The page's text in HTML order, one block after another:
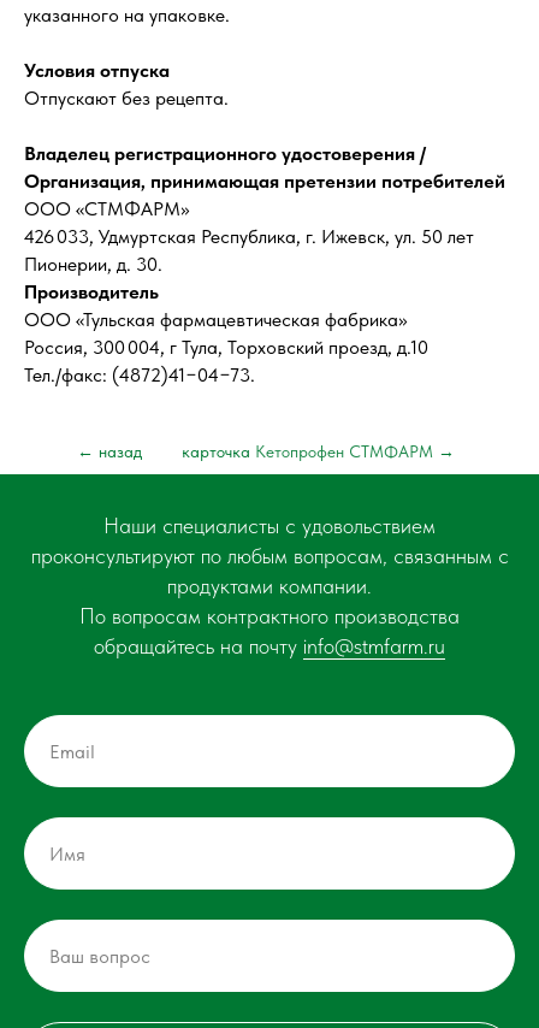
указанного на упаковке.
Условия отпуска
Отпускают без рецепта.
Владелец регистрационного удостоверения /
Организация, принимающая претензии потребителей
ООО «СТМФАРМ»
426 033, Удмуртская Республика, г. Ижевск, ул. 50 лет
Пионерии, д. 30.
Производитель
ООО «Тульская фармацевтическая фабрика»
Россия, 300 004, г Тула, Торховский проезд, д.10
Тел./факс: (4872)41−04−73.
карточка Кетопрофен СТМФАРМ →
← назад
Наши специалисты с удовольствием
проконсультируют по любым вопросам, связанным с
продуктами компании.
По вопросам контрактного производства
обращайтесь на почту info@stmfarm.ru